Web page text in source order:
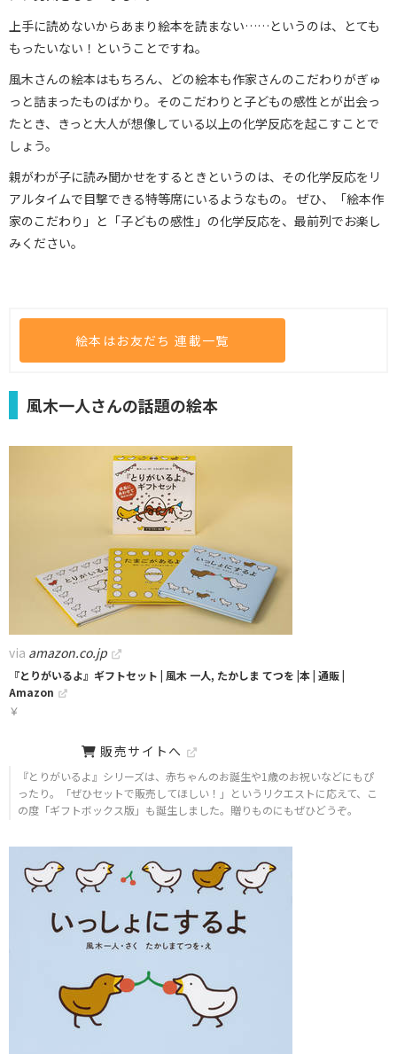
上手に読めないからあまり絵本を読まない……というのは、とても
もったいない！ということですね。
風木さんの絵本はもちろん、どの絵本も作家さんのこだわりがぎゅ
っと詰まったものばかり。そのこだわりと子どもの感性とが出会っ
たとき、きっと大人が想像している以上の化学反応を起こすことで
しょう。
親がわが子に読み聞かせをするときというのは、その化学反応をリ
アルタイムで目撃できる特等席にいるようなもの。 ぜひ、「絵本作
家のこだわり」と「子どもの感性」の化学反応を、最前列でお楽し
みください。
絵本はお友だち 連載一覧
風木一人さんの話題の絵本
via amazon.co.jp
『とりがいるよ』ギフトセット | 風木 一人, たかしま てつを |本 | 通販 |
Amazon
￥
販売サイトへ
『とりがいるよ』シリーズは、赤ちゃんのお誕生や1歳のお祝いなどにもぴ
ったり。「ぜひセットで販売してほしい！」というリクエストに応えて、こ
の度「ギフトボックス版」も誕生しました。贈りものにもぜひどうぞ。